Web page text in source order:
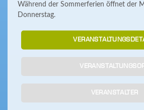
Während der Sommerferien öffnet der
Donnerstag.
VERANSTALTER